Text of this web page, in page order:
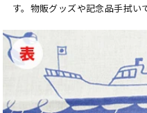
す。物販グッズや記念品手拭い